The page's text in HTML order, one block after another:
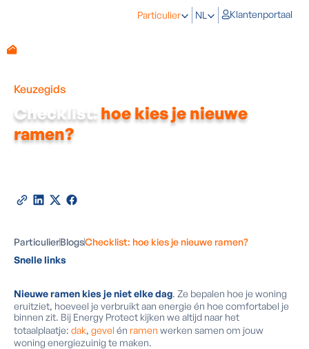
Particulier NL Klantenportaal
Keuzegids
Checklist: hoe kies je nieuwe
ramen?
ParticulierBlogsChecklist: hoe kies je nieuwe ramen?
Snelle links
Nieuwe ramen kies je niet elke dag. Ze bepalen hoe je woning
eruitziet, hoeveel je verbruikt aan energie én hoe comfortabel je
binnen zit. Bij Energy Protect kijken we altijd naar het
totaalplaatje: dak, gevel én ramen werken samen om jouw
woning energiezuinig te maken.